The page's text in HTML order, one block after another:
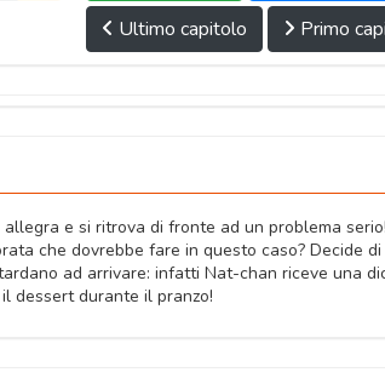
Ultimo capitolo
Primo
e si ritrova di fronte ad un problema
che dovrebbe fare in questo caso? Decide
ad arrivare: infatti Nat-chan riceve una
dessert durante il pranzo!